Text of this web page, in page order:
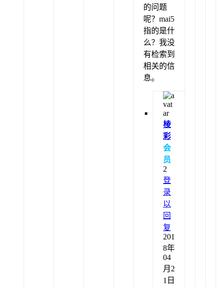
的问题
呢？mai5
指的是什
么？我没
有检索到
相关的信
息。
棱
彩
会
员
2
登
录
以
回
复
201
8年
04
月2
1日